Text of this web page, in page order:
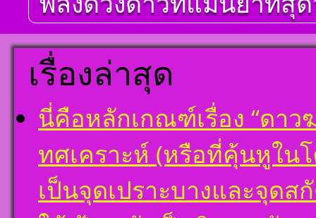
ดาวพระเคราะห์ ตั้ง
ดวงถอดดาวด้วยโหรา
ศาตร์ ๑๐ ลัคนา ออกมา
เป็นจุดอ่อนจุดแข็ง
แก้ไขข้อบกพร่องในพื้น
ดวงชาตา
ตั้งชื่อมงคลคนเกิดวัน
อาทิตย์ ตั้งชื่อดี เป็น
มงคล ชื่อมงคล ตั้งชื่อ
เลขศาสตร์ มหาทักษา
พลังดาวพระเคราะห์
ตั้งดวงถอดดาวด้วย
โหราศาตร์ ๑๐ ลัคนา
ออกมาเป็นจุดอ่อนจุด
แข็งแก้ไขข้อบกพร่อง
ในพื้นดวงชาตา
เรื่องล่าสุด
นี่คือหลักเกณฑ์เรื่อง “ดา
ทศเคราะห์ (หรือที่คุ้นหูใน
เป็นจุดเปราะบางและจุด